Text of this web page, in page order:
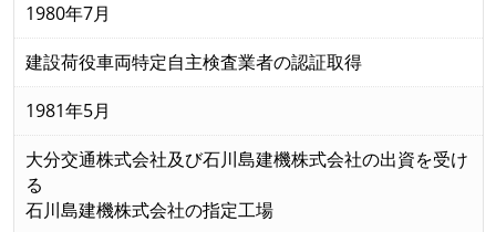
1980年7月
建設荷役車両特定自主検査業者の認証取得
1981年5月
大分交通株式会社及び石川島建機株式会社の出資を受け
る
石川島建機株式会社の指定工場